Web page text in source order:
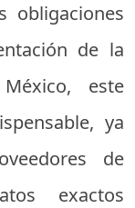
obligaciones
de la
este
ya
de
exactos